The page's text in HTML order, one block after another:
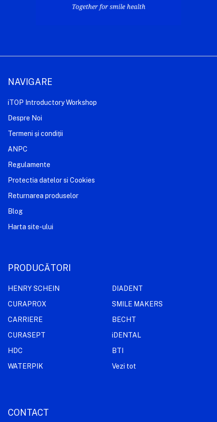
NAVIGARE
iTOP Introductory Workshop
Despre Noi
Termeni și condiții
ANPC
Regulamente
Protectia datelor si Cookies
Returnarea produselor
Blog
Harta site-ului
PRODUCĂTORI
HENRY SCHEIN
CURAPROX
CARRIERE
CURASEPT
HDC
WATERPIK
DIADENT
SMILE MAKERS
BECHT
iDENTAL
BTI
Vezi tot
CONTACT